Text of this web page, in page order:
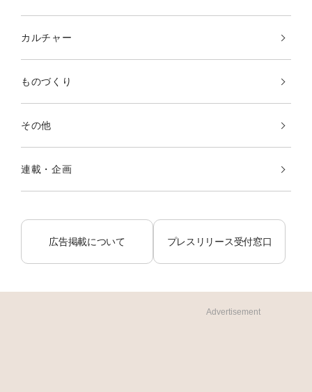
カルチャー
ものづくり
その他
連載・企画
広告掲載について プレスリリース受付窓口
Advertisement